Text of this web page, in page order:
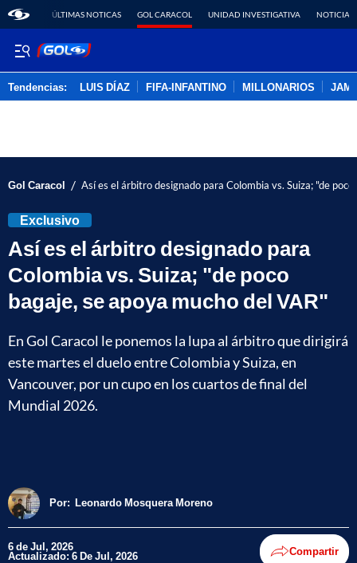
ÚLTIMAS NOTICAS GOL CARACOL UNIDAD INVESTIGATIVA NOTICIAS
Tendencias: LUIS DÍAZ FIFA-INFANTINO MILLONARIOS
Gol Caracol / Así es el árbitro designado para Colombia vs. Suiza; "de
Exclusivo
Así es el árbitro designado para
Colombia vs. Suiza; "de poco
bagaje, se apoya mucho del VAR"
En Gol Caracol le ponemos la lupa al árbitro que dirigirá
este martes el duelo entre Colombia y Suiza, en
Vancouver, por un cupo en los cuartos de final del
Mundial 2026.
Por: Leonardo Mosquera Moreno
6 de Jul, 2026
Actualizado: 6 De Jul, 2026 Compartir